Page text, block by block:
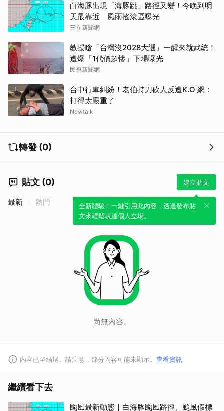
白海豚出現「海豚跳」路徑又變！今晚到明
天最靠近 風雨搖滾區曝光
三立新聞網
教授嗆「台灣沒2028大選」一醒來就武統！
遭爆「1代價超慘」下場曝光
民視新聞網
台中行車糾紛！老伯持刀砍人反遭K.O 網：
打得太嚴重了
Newtalk
轉發 (0)
貼文 (0) 建立貼文
全新體驗！一鍵引用此內容，透過發布貼
文來輕鬆表達個人立場。
最新 熱門
尚無內容。
內容已至結尾。請注意，部分內容可能未顯示。 查看資訊
繼續看下去
颱風最新動態｜白海豚颱風路徑、颱風假標